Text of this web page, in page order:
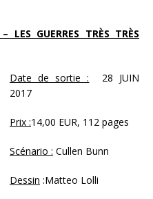
LES GUERRES TRÈS TRÈS
Date de sortie : 28 JUIN
2017
Prix :14,00 EUR, 112 pages
Scénario : Cullen Bunn
Dessin :Matteo Lolli